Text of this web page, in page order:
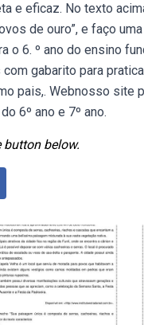
e eficaz. No texto
de ouro”, e faço
o 6. º ano do ensino
gabarito para
pais,. Webnosso site
6º ano e 7º ano.
below.